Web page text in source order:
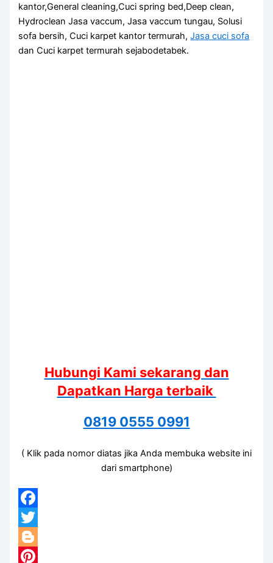
kantor,General cleaning,Cuci spring bed,Deep clean,
Hydroclean Jasa vaccum, Jasa vaccum tungau, Solusi
sofa bersih, Cuci karpet kantor termurah,Jasa cuci sofa
dan Cuci karpet termurah sejabodetabek.
Hubungi Kami sekarang dan
Dapatkan Harga terbaik
0819 0555 0991
( Klik pada nomor diatas jika Anda membuka website ini
dari smartphone)
Facebook
Twitter
Blogger